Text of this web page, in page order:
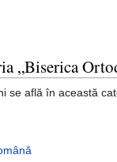
„Biserica
se află în această